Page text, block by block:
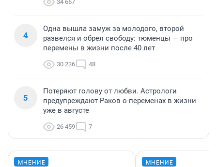
34 667
4
Одна вышла замуж за молодого, второй
развелся и обрел свободу: тюменцы — про
перемены в жизни после 40 лет
30 236 48
5
Потеряют голову от любви. Астрологи
предупреждают Раков о переменах в жизни
уже в августе
26 459 7
МНЕНИЕ МНЕНИЕ